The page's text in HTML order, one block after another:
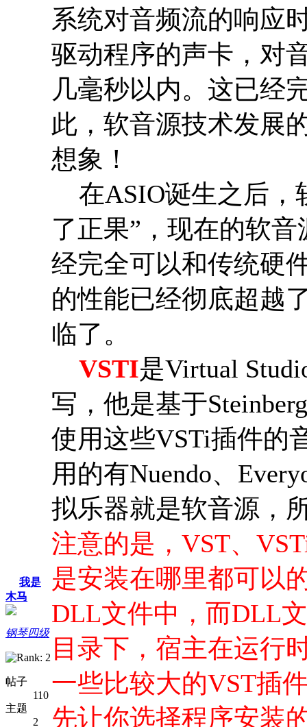
我是
木马
钢琴四级
帖子
110
主题
2
系统对音频流的响应
驱动程序的声卡，对
几毫秒以内。这已经
此，软音源技术发展
想象！
在ASIO诞生之后，
了正果”，现在的软
经完全可以和传统硬
的性能已经彻底超越
临了。
VSTI是Virtual
写，他是基于
使用这些VSTi插件的
用的有Nuendo、
拟乐器就是软音源，
注意的是，VST、
是安装在哪里都可以
DLL文件中，而DLL
目录下，宿主在运行
一些比较大的VST插
先让你选择程序安装